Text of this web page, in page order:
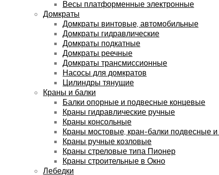
Весы платформенные электронные
Домкраты
Домкраты винтовые, автомобильные
Домкраты гидравлические
Домкраты подкатные
Домкраты реечные
Домкраты трансмиссионные
Насосы для домкратов
Цилиндры тянущие
Краны и балки
Балки опорные и подвесные концевые
Краны гидравлические ручные
Краны консольные
Краны мостовые, кран-балки подвесные
Краны ручные козловые
Краны стреловые типа Пионер
Краны строительные в Окно
Лебедки